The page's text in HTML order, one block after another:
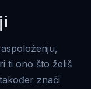
ti ono što želiš
znači